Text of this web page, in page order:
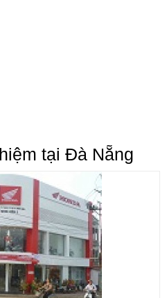
tại Đà Nẵng